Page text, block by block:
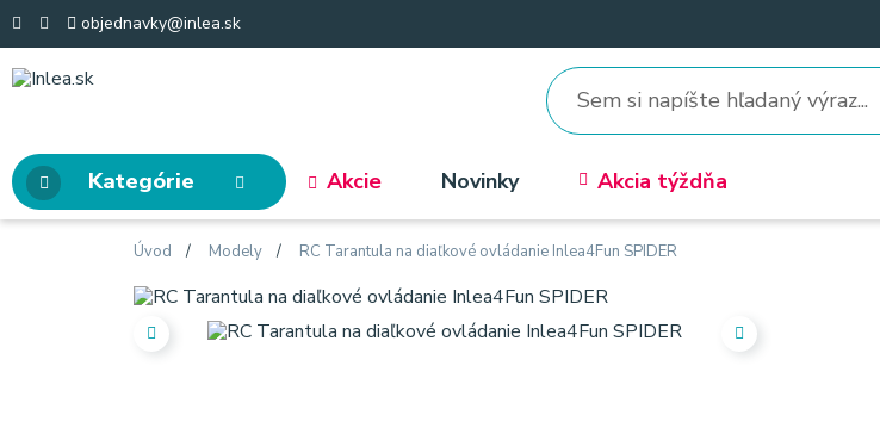
objednavky@inlea.sk
Kategórie Akcie Novinky Akcia týždňa
Úvod Modely RC Tarantula na diaľkové ovládanie Inlea4Fun SPIDER